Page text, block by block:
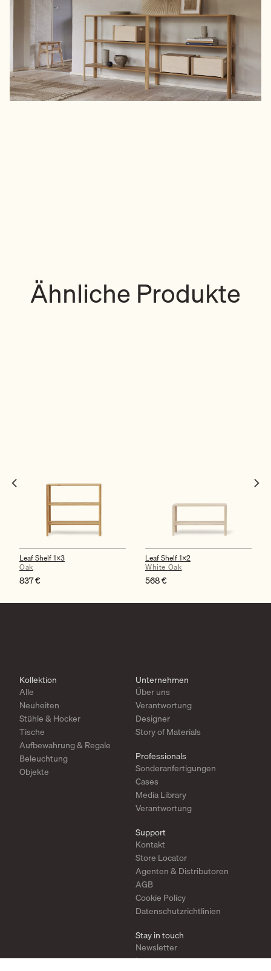
Ähnliche Produkte
Leaf Shelf 1×3
Oak
837€
Leaf Shelf 1×2
White Oak
568€
Kollektion
Alle
Neuheiten
Stühle & Hocker
Tische
Aufbewahrung & Regale
Beleuchtung
Objekte
Unternehmen
Über uns
Verantwortung
Designer
Story of Materials
Professionals
Sonderanfertigungen
Cases
Media Library
Verantwortung
Support
Kontakt
Store Locator
Agenten & Distributoren
AGB
Cookie Policy
Datenschutzrichtlinien
Stay in touch
Newsletter
Instagram